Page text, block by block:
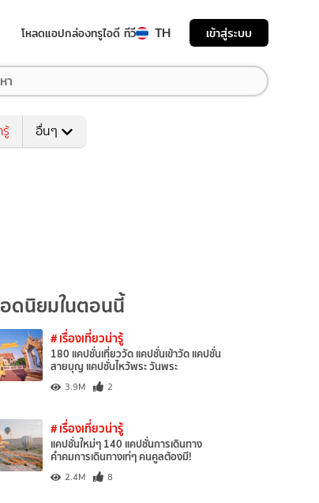
โหลดแอปกล่องทรูไอดี ทีวี TH เข้าสู่ระบบ
รู้ อื่นๆ
ดนิยมในตอนนี้
# เรื่องเที่ยวน่ารู้
180 แคปชั่นเที่ยววัด แคปชั่นเข้าวัด แคปชั่น
สายบุญ แคปชั่นไหว้พระ วันพระ
3.9M 2
# เรื่องเที่ยวน่ารู้
แคปชั่นใหม่ๆ 140 แคปชั่นการเดินทาง
คำคมการเดินทางเท่ๆ คนคูลต้องมี!
2.4M 8